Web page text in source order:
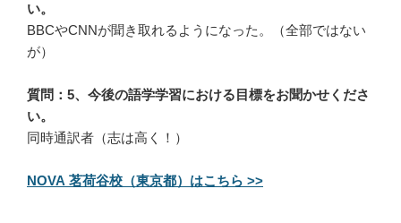
い。
BBCやCNNが聞き取れるようになった。（全部ではない
が）
質問：5、今後の語学学習における目標をお聞かせくださ
い。
同時通訳者（志は高く！）
NOVA 茗荷谷校（東京都）はこちら >>